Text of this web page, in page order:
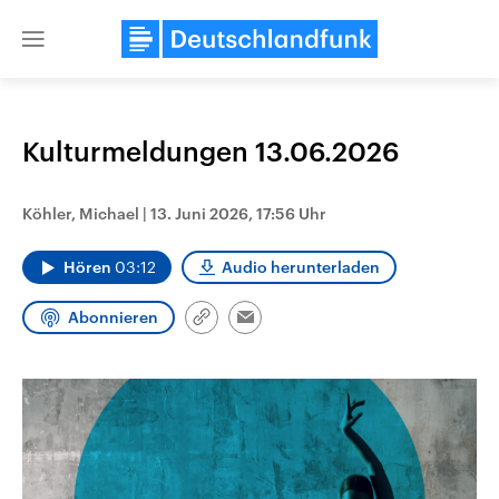
Close
USA
Aktuelle Beiträge, Analysen und
Hintergründe
Wirtschaftlich und militärisch
gehören die Vereinigten Staaten zu
den mächtigsten Ländern der Erde,
mit großem Einfluss auf das
Nahostkonflikt
Aktuelle Lage und
Der Überfall der
Terrororganisation Hamas
Oktober 2023 auf Israel
Region wieder die Gewalt
Israel möchte die Hamas
Kulturmeldungen 13.06.2026
Köhler, Michael | 13. Juni 2026, 17:56 Uhr
Hören 03:12 Audio herunterladen
Abonnieren
Link
Email